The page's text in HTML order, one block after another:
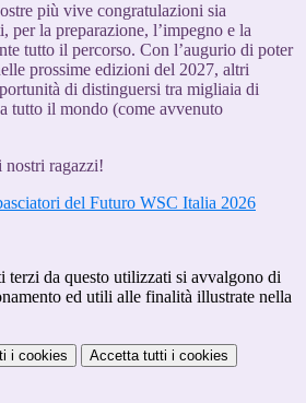
più vive congratulazioni sia
per la preparazione, l’impegno e la
tutto il percorso. Con l’augurio di poter
prossime edizioni del 2027, altri
di distinguersi tra migliaia di
tutto il mondo (come avvenuto
nostri ragazzi!
del Futuro WSC Italia 2026
terzi da questo utilizzati si avvalgono di
ed utili alle finalità illustrate nella
i cookies Accetta tutti i cookies